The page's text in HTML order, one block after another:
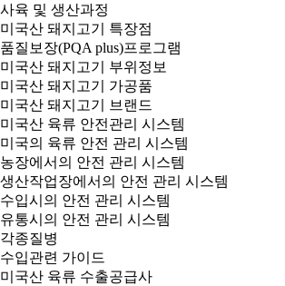
사육 및 생산과정
미국산 돼지고기 특장점
품질보장(PQA plus)프로그램
미국산 돼지고기 부위정보
미국산 돼지고기 가공품
미국산 돼지고기 브랜드
미국산 육류 안전관리 시스템
미국의 육류 안전 관리 시스템
농장에서의 안전 관리 시스템
생산작업장에서의 안전 관리 시스템
수입시의 안전 관리 시스템
유통시의 안전 관리 시스템
각종질병
수입관련 가이드
미국산 육류 수출공급사